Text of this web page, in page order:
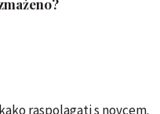
raspolagati s novcem.